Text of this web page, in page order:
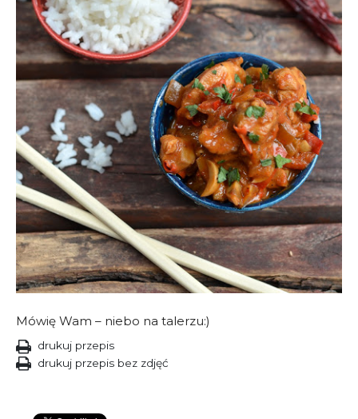
Mówię Wam – niebo na talerzu:)
drukuj przepis
drukuj przepis bez zdjęć